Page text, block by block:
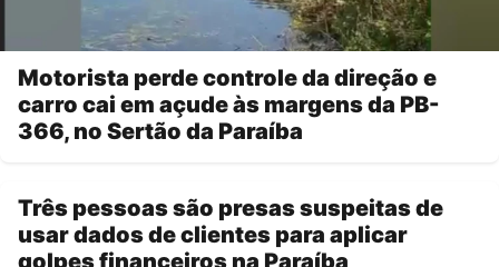
Motorista perde controle da direção e
carro cai em açude às margens da PB-
366, no Sertão da Paraíba
Três pessoas são presas suspeitas de
usar dados de clientes para aplicar
golpes financeiros na Paraíba